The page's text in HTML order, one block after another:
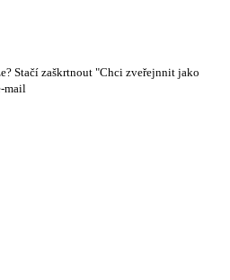
Stačí zaškrtnout "Chci zveřejnnit jako
mail